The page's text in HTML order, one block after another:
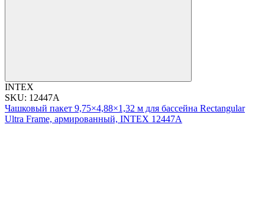
INTEX
SKU: 12447A
Чашковый пакет 9,75×4,88×1,32 м для бассейна Rectangular
Ultra Frame, армированный, INTEX 12447A